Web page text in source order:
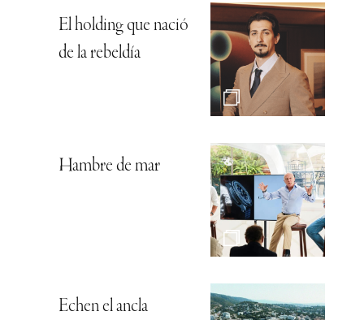
El holding que nació
de la rebeldía
Hambre de mar
Echen el ancla